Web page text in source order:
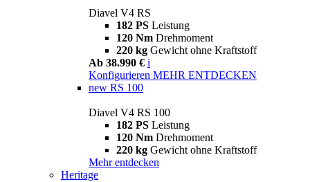
Diavel V4 RS
182 PS Leistung
120 Nm Drehmoment
220 kg Gewicht ohne Kraftstoff
Ab 38.990 € i
Konfigurieren MEHR ENTDECKEN
new RS 100
Diavel V4 RS 100
182 PS Leistung
120 Nm Drehmoment
220 kg Gewicht ohne Kraftstoff
Mehr entdecken
Heritage